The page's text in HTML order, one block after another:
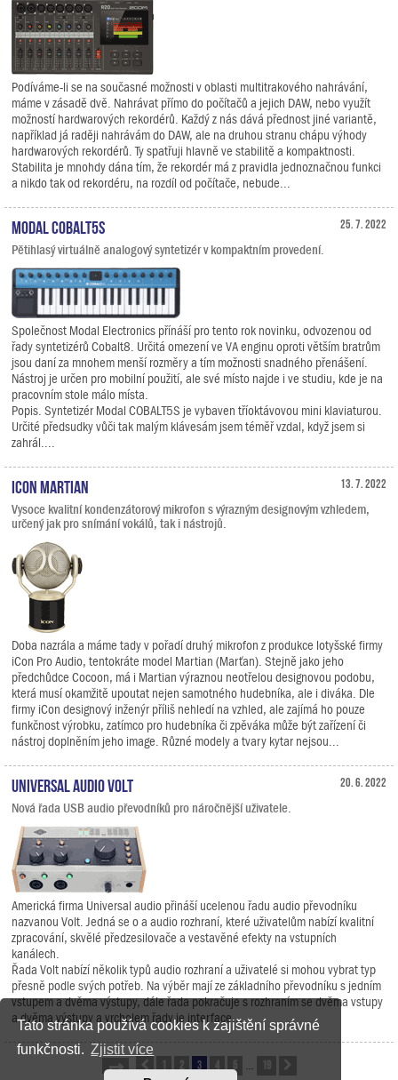
Tato stránka používá cookies k zajištění správné
funkčnosti. Zjistit více
Podíváme-li se na současné možnosti v oblasti multitrakového nahrávání,
máme v zásadě dvě. Nahrávat přímo do počítačů a jejich DAW, nebo využít
možností hardwarových rekordérů. Každý z nás dává přednost jiné variantě,
například já raději nahrávám do DAW, ale na druhou stranu chápu výhody
hardwarových rekordérů. Ty spatřuji hlavně ve stabilitě a kompaktnosti.
Stabilita je mnohdy dána tím, že rekordér má z pravidla jednoznačnou funkci
a nikdo tak od rekordéru, na rozdíl od počítače, nebude...
25. 7. 2022
Modal COBALT5S
Pětihlasý virtuálně analogový syntetizér v kompaktním provedení.
Společnost Modal Electronics přínáší pro tento rok novinku, odvozenou od
řady syntetizérů Cobalt8. Určitá omezení ve VA enginu oproti větším bratrům
jsou daní za mnohem menší rozměry a tím možnosti snadného přenášení.
Nástroj je určen pro mobilní použití, ale své místo najde i ve studiu, kde je na
pracovním stole málo místa.
Popis. Syntetizér Modal COBALT5S je vybaven tříoktávovou mini klaviaturou.
Určité předsudky vůči tak malým klávesám jsem téměř vzdal, když jsem si
zahrál....
13. 7. 2022
iCON Martian
Vysoce kvalitní kondenzátorový mikrofon s výrazným designovým vzhledem,
určený jak pro snímání vokálů, tak i nástrojů.
Doba nazrála a máme tady v pořadí druhý mikrofon z produkce lotyšské firmy
iCon Pro Audio, tentokráte model Martian (Marťan). Stejně jako jeho
předchůdce Cocoon, má i Martian výraznou neotřelou designovou podobu,
která musí okamžitě upoutat nejen samotného hudebníka, ale i diváka. Dle
firmy iCon designový inženýr příliš nehledí na vzhled, ale zajímá ho pouze
funkčnost výrobku, zatímco pro hudebníka či zpěváka může být zařízení či
nástroj doplněním jeho image. Různé modely a tvary kytar nejsou...
20. 6. 2022
Universal Audio Volt
Nová řada USB audio převodníků pro náročnější uživatele.
Americká firma Universal audio přináší ucelenou řadu audio převodníku
nazvanou Volt. Jedná se o a audio rozhraní, které uživatelům nabízí kvalitní
zpracování, skvělé předzesilovače a vestavěné efekty na vstupních
kanálech.
Řada Volt nabízí několik typů audio rozhraní a uživatelé si mohou vybrat typ
přesně podle svých potřeb. Na výběr mají ze základního převodníku s jedním
vstupem a dvěma výstupy, dále řada pokračuje s rozhraním se dvěma vstupy
a dvěma výstupy a vrcholem řady je interface,...
Stránka Předchozí
2 3 4